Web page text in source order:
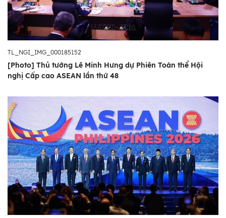
TL_NGI_IMG_000185152
[Photo] Thủ tướng Lê Minh Hưng dự Phiên Toàn thể Hội
nghị Cấp cao ASEAN lần thứ 48